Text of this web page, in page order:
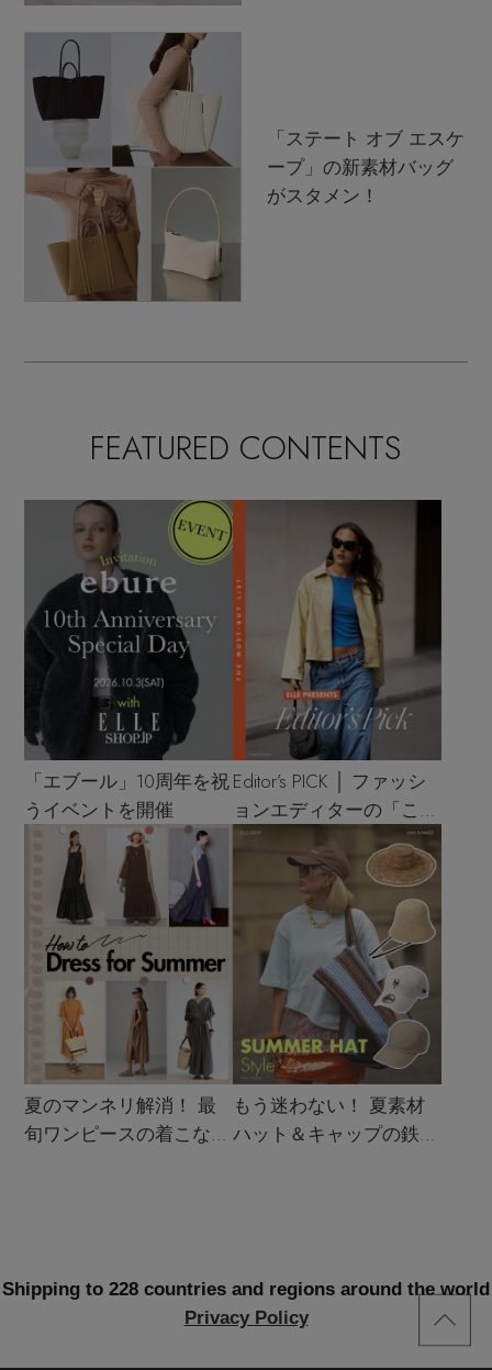
「ステート オブ エスケ
ープ」の新素材バッグ
がスタメン！
FEATURED CONTENTS
「エブール」10周年を祝
うイベントを開催
Editor’s PICK │ ファッシ
ョンエディターの「これ
買い！」リスト
夏のマンネリ解消！ 最
旬ワンピースの着こなし
もう迷わない！ 夏素材
ハット＆キャップの鉄板
Shipping to 228 countries and regions around the world